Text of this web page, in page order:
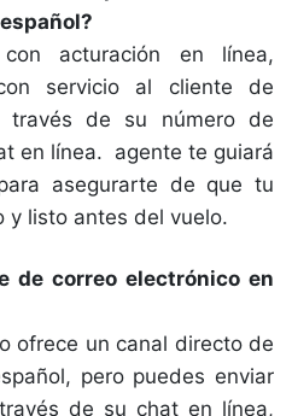
acturación en línea,
servicio al cliente de
través de su número de
en línea. agente te guiará
asegurarte de que tu
y listo antes del vuelo.
de correo electrónico en
ofrece un canal directo de
pero puedes enviar
de su chat en línea,